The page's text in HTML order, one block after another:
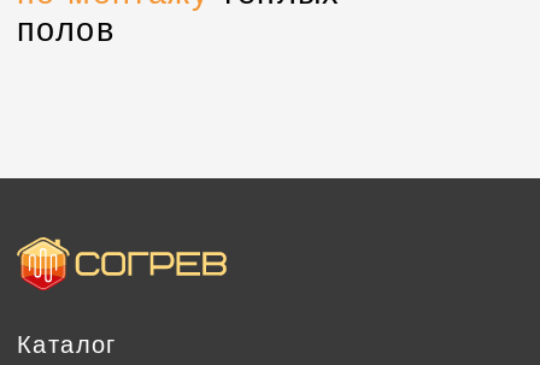
Контакты